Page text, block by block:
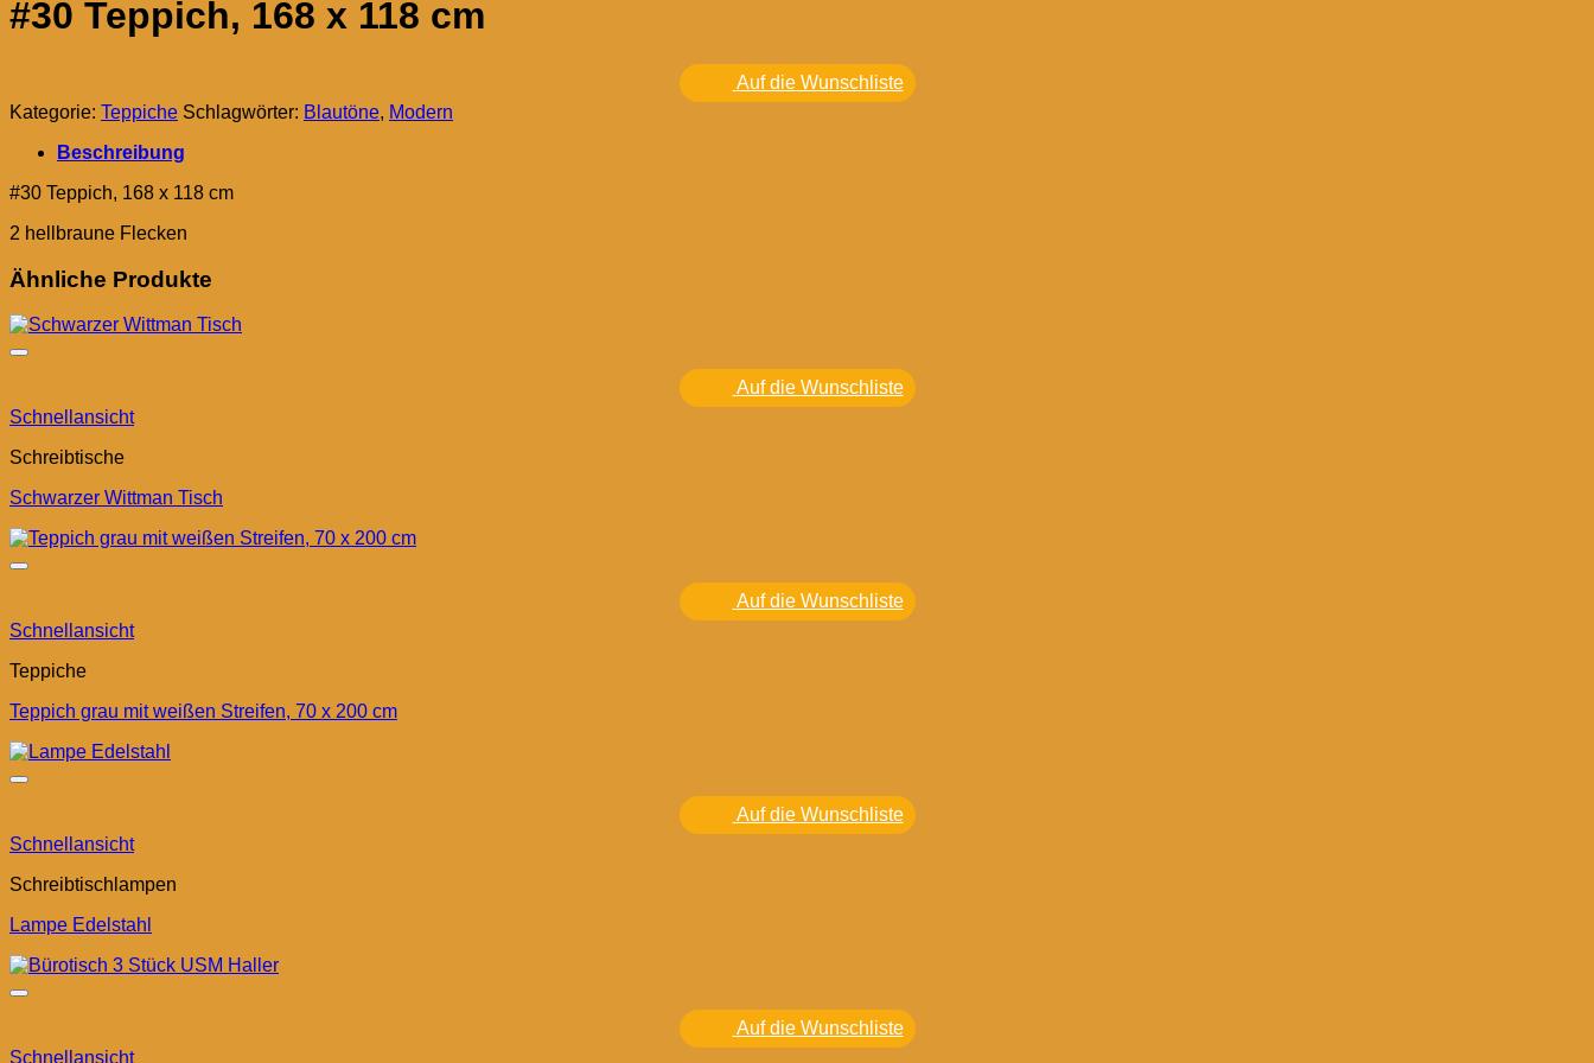
#30 Teppich, 168 x 118 cm
Auf die Wunschliste
Kategorie: Teppiche Schlagwörter: Blautöne, Modern
Beschreibung
#30 Teppich, 168 x 118 cm
2 hellbraune Flecken
Ähnliche Produkte
Auf die Wunschliste
Schnellansicht
Schreibtische
Schwarzer Wittman Tisch
Auf die Wunschliste
Schnellansicht
Teppiche
Teppich grau mit weißen Streifen, 70 x 200 cm
Auf die Wunschliste
Schnellansicht
Schreibtischlampen
Lampe Edelstahl
Auf die Wunschliste
Schnellansicht